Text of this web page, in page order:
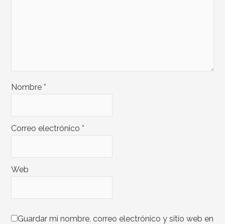
Nombre*
Correo electrónico*
Web
Guardar mi nombre, correo electrónico y sitio web en